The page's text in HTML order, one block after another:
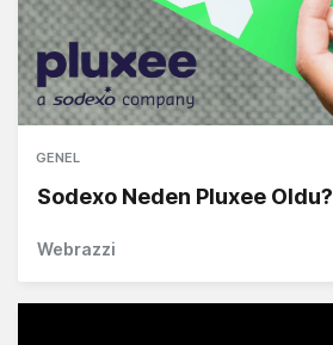
GENEL
Sodexo Neden Pluxee Oldu?
Webrazzi